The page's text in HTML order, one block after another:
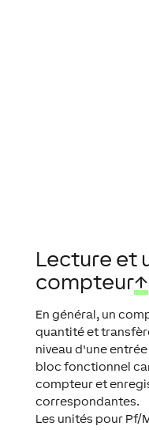
Lecture et
compteur↑
En général, un
quantité et
niveau d'une
bloc fonctionnel
compteur et
correspondantes.
Les unités pour Pf/